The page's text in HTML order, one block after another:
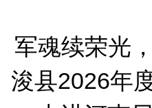
军魂续荣光
浚县2026年